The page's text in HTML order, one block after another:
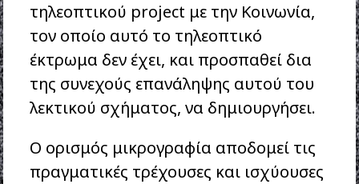
τηλεοπτικού project με την Κοινωνία,
τον οποίο αυτό το τηλεοπτικό
έκτρωμα δεν έχει, και προσπαθεί δια
της συνεχούς επανάληψης αυτού του
λεκτικού σχήματος, να δημιουργήσει.
Ο ορισμός μικρογραφία αποδομεί τις
πραγματικές τρέχουσες και ισχύουσες